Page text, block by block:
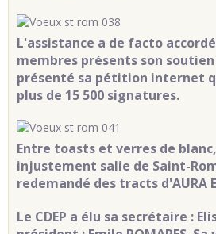
L'assistance a de facto
membres présents son soutien
présenté sa pétition internet
plus de 15 500 signatures.
Entre toasts et verres de
injustement salie de Saint-
redemandé des tracts d'AURA
Le CDEP a élu sa secrétaire :